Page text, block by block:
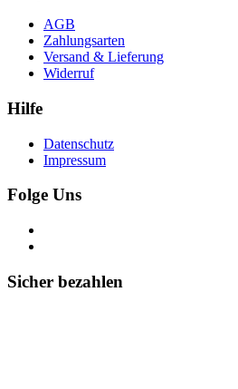
AGB
Zahlungsarten
Versand & Lieferung
Widerruf
Hilfe
Datenschutz
Impressum
Folge Uns
Sicher bezahlen